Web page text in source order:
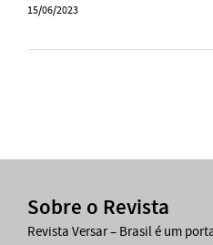
15/06/2023
Sobre o Revista
Revista Versar – Brasil é um